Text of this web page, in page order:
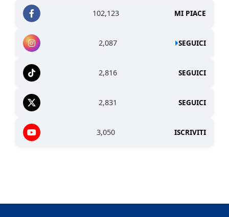
102,123 MI PIACE
2,087 SEGUICI
2,816 SEGUICI
2,831 SEGUICI
3,050 ISCRIVITI